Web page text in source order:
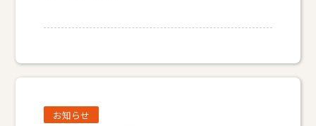
お知らせ